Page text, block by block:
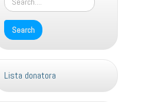
Lista donatora